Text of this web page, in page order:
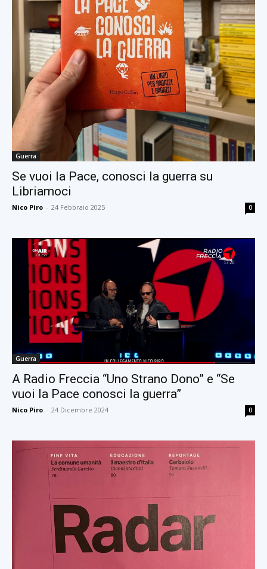
Guerra
Se vuoi la Pace, conosci la guerra su
Libriamoci
Nico Piro - 24 Febbraio 2025 0
Guerra
A Radio Freccia “Uno Strano Dono” e “Se
vuoi la Pace conosci la guerra”
Nico Piro - 24 Dicembre 2024 0